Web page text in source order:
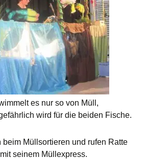
es nur so von Müll,
wird für die beiden Fische.
beim Müllsortieren und rufen Ratte
seinem Müllexpress.